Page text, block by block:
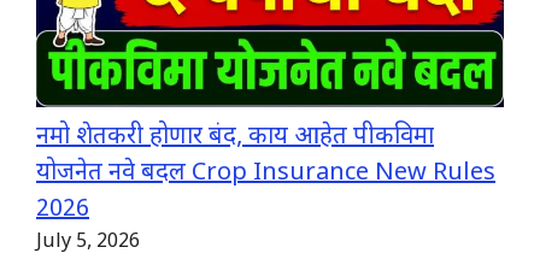
नमो शेतकरी होणार बंद, काय आहेत पीकविमा
योजनेत नवे बदल Crop Insurance New Rules
2026
July 5, 2026